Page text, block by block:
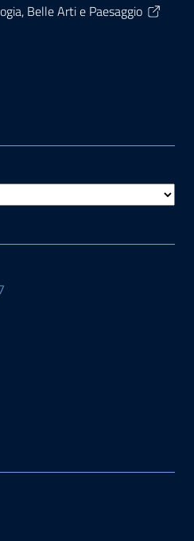
Belle Arti e Paesaggio